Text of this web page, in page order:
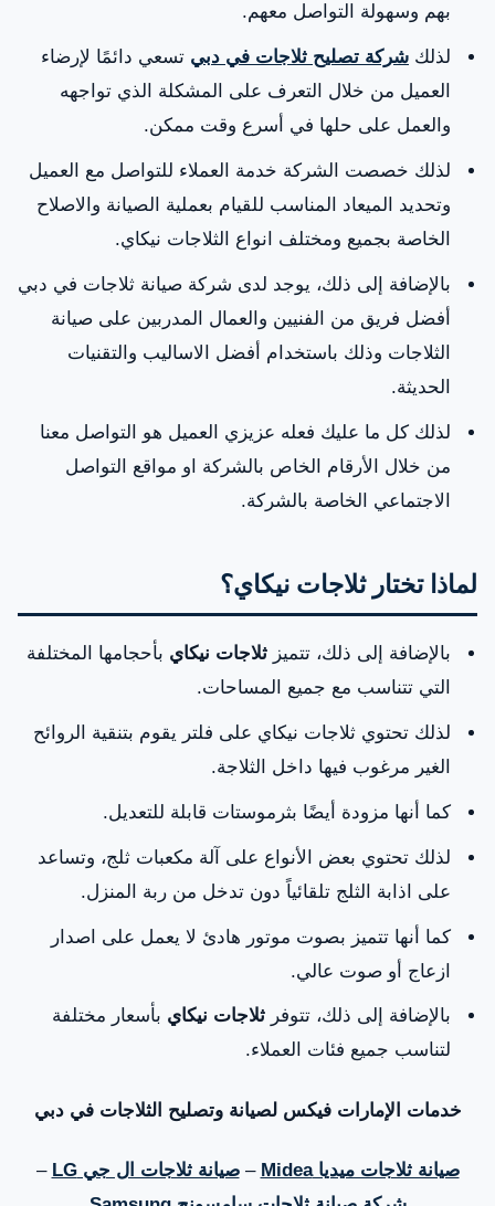
بهم وسهولة التواصل معهم.
لذلك شركة تصليح ثلاجات في دبي تسعي دائمًا لإرضاء
العميل من خلال التعرف على المشكلة الذي تواجهه
والعمل على حلها في أسرع وقت ممكن.
لذلك خصصت الشركة خدمة العملاء للتواصل مع العميل
وتحديد الميعاد المناسب للقيام بعملية الصيانة والاصلاح
الخاصة بجميع ومختلف انواع الثلاجات نيكاي.
بالإضافة إلى ذلك، يوجد لدى شركة صيانة ثلاجات في دبي
أفضل فريق من الفنيين والعمال المدربين على صيانة
الثلاجات وذلك باستخدام أفضل الاساليب والتقنيات
الحديثة.
لذلك كل ما عليك فعله عزيزي العميل هو التواصل معنا
من خلال الأرقام الخاص بالشركة او مواقع التواصل
الاجتماعي الخاصة بالشركة.
لماذا تختار ثلاجات نيكاي؟
بالإضافة إلى ذلك، تتميز ثلاجات نيكاي بأحجامها المختلفة
التي تتناسب مع جميع المساحات.
لذلك تحتوي ثلاجات نيكاي على فلتر يقوم بتنقية الروائح
الغير مرغوب فيها داخل الثلاجة.
كما أنها مزودة أيضًا بثرموستات قابلة للتعديل.
لذلك تحتوي بعض الأنواع على آلة مكعبات ثلج، وتساعد
على اذابة الثلج تلقائياً دون تدخل من ربة المنزل.
كما أنها تتميز بصوت موتور هادئ لا يعمل على اصدار
ازعاج أو صوت عالي.
بالإضافة إلى ذلك، تتوفر ثلاجات نيكاي بأسعار مختلفة
لتناسب جميع فئات العملاء.
خدمات الإمارات فيكس لصيانة وتصليح الثلاجات في دبي
صيانة ثلاجات ميديا Midea –صيانة ثلاجات ال جي LG
–